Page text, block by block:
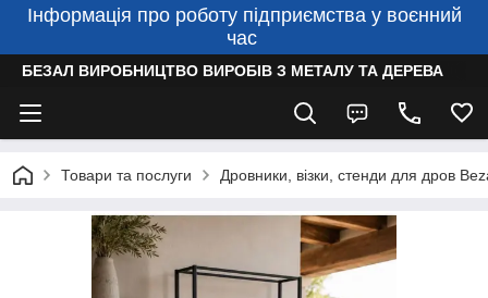
Інформація про роботу підприємства у воєнний
час
БЕЗАЛ ВИРОБНИЦТВО ВИРОБІВ З МЕТАЛУ ТА ДЕРЕВА
Товари та послуги Дровники, візки, стенди для дров